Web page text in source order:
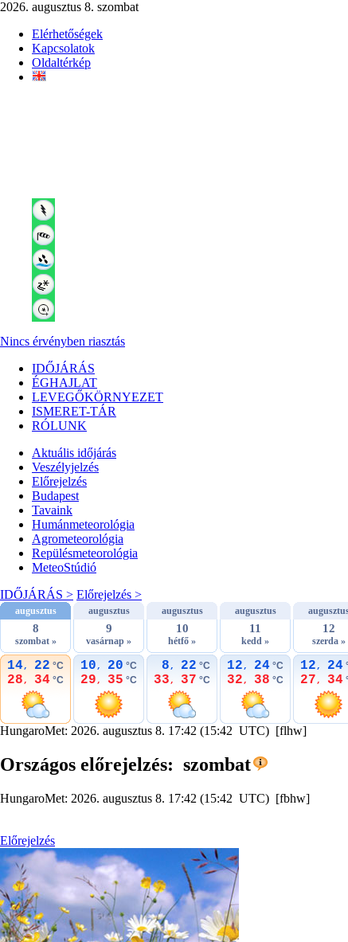
2026. augusztus 8. szombat
Elérhetőségek
Kapcsolatok
Oldaltérkép
Nincs érvényben riasztás
IDŐJÁRÁS
ÉGHAJLAT
LEVEGŐKÖRNYEZET
ISMERET-TÁR
RÓLUNK
Aktuális időjárás
Veszélyjelzés
Előrejelzés
Budapest
Tavaink
Humánmeteorológia
Agrometeorológia
Repülésmeteorológia
MeteoStúdió
IDŐJÁRÁS > Előrejelzés >
augusztus
8
szombat »
14, 22 °C
28, 34 °C
augusztus
9
vasárnap »
10, 20 °C
29, 35 °C
augusztus
10
hétfő »
8, 22 °C
33, 37 °C
augusztus
11
kedd »
12, 24 °C
32, 38 °C
12
szerda »
12, 24
27, 34
HungaroMet: 2026. augusztus 8. 17:42 (15:42 UTC) [flhw]
Országos előrejelzés: szombat
HungaroMet: 2026. augusztus 8. 17:42 (15:42 UTC) [fbhw]
Előrejelzés